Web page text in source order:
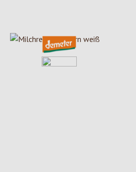
Bildergalerie überspringen